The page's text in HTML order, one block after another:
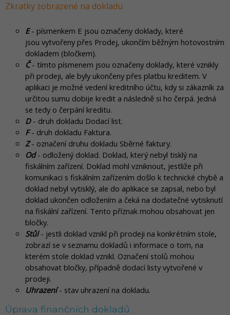
Zkratky zobrazené na dokladu
E- písmenkem E jsou označeny doklady, které
jsou vytvořeny přes Prodej, ukončím běžným hotovostním
dokladem (bločkem).
Č- tímto písmenem jsou označeny doklady, které vznikly
při prodeji, ale byly ukončeny přes platbu kreditem. V
aplikaci je možné vedení kreditního účtu, kdy si zákazník za
určitou sumu dobije kredit a následně si ho čerpá. Jedná
se tedy o čerpání kreditu.
D- druh dokladu Dodací list.
F- druh dokladu Faktura.
Z- označení druhu dokladu Sběrné faktury.
Od- odložený doklad. Doklad, který nebyl tisklý na
fiskálním zařízení. Doklad mohl vzniknout, jestliže při
komunikaci s fiskálním zařízením došlo k technické chybě a
doklad nebyl vytisklý, ale do aplikace se zapsal, nebo byl
doklad ukončen odložením a čeká na dodatečné vytisknutí
na fiskální zařízení. Tento příznak mohou obsahovat jen
bločky.
Stůl- jestli doklad vznikl při prodeji na konkrétním stole,
zobrazí se v seznamu dokladů i informace o tom, na
kterém stole doklad vznikl. Označení stolů mohou
obsahovat bločky, případně dodací listy vytvořené v
prodeji.
Uhrazení- stav uhrazení na dokladu.
Úprava finančních dokladů